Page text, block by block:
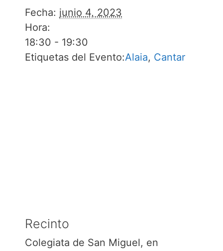
Fecha: junio 4, 2023
Hora:
18:30 - 19:30
Etiquetas del Evento:Alaia, Cantar
Recinto
Colegiata de San Miguel, en